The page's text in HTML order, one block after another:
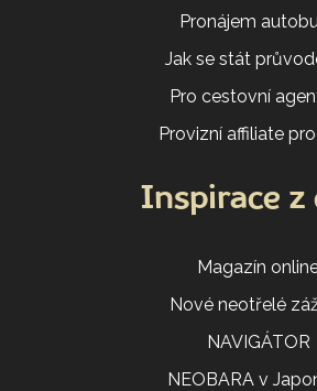
Pronájem
Jak se stát
Pro cestovní
Provizní affiliate
Inspirace z
Magazín
Nové neotřelé
NAVIGÁTOR
NEOBARA v